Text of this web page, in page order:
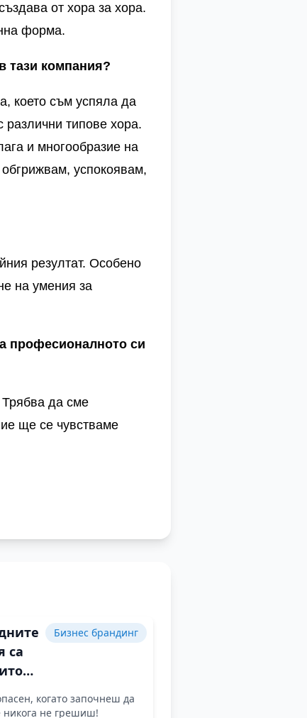
от хора за хора.
форма.
тази компания?
което съм успяла да
типове хора.
и многообразие на
успокоявам,
резултат. Особено
на умения за
професионалното си
да сме
ще се чувстваме
са
Бизнес брандинг
когато започнеш да
не грешиш!